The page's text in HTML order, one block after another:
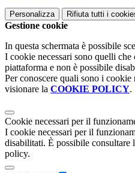
Personalizza Rifiuta tutti i
Gestione cookie
In questa schermata è possibile
I cookie necessari sono quelli
piattaforma e non è possibile
Per conoscere quali sono i
visionare la COOKIE POLICY.
Cookie necessari per il
I cookie necessari per il
disabilitati. È possibile consultare
policy.